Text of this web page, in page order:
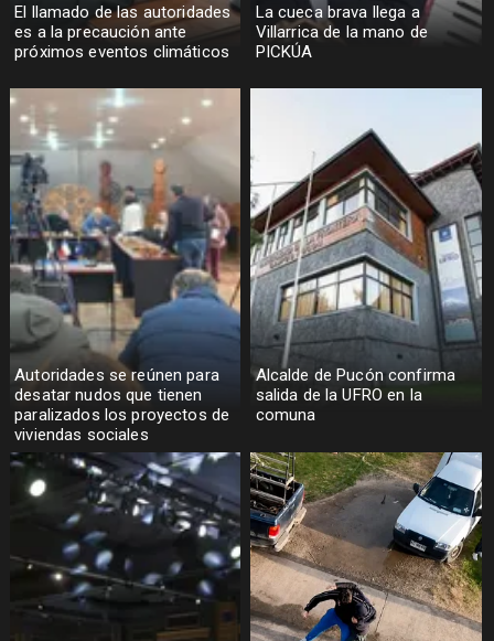
El llamado de las autoridades
es a la precaución ante
próximos eventos climáticos
La cueca brava llega a
Villarrica de la mano de
PICKÚA
Autoridades se reúnen para
desatar nudos que tienen
paralizados los proyectos de
viviendas sociales
Alcalde de Pucón confirma
salida de la UFRO en la
comuna